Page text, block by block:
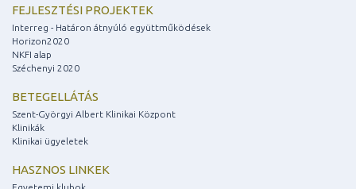
FEJLESZTÉSI PROJEKTEK
Interreg - Határon átnyúló együttműködések
Horizon2020
NKFI alap
Széchenyi 2020
BETEGELLÁTÁS
Szent-Györgyi Albert Klinikai Központ
Klinikák
Klinikai ügyeletek
HASZNOS LINKEK
Egyetemi klubok